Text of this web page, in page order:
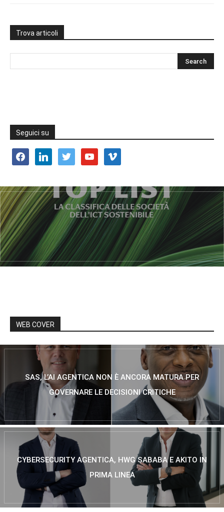
Trova articoli
Seguici su
facebooklinkedin twitter youtube vimeo
WEB COVER
SAS, L’AI AGENTICA NON È ANCORA MATURA PER
GOVERNARE LE DECISIONI CRITICHE
CYBERSECURITY AGENTICA, HWG SABABA E AKITO IN
PRIMA LINEA